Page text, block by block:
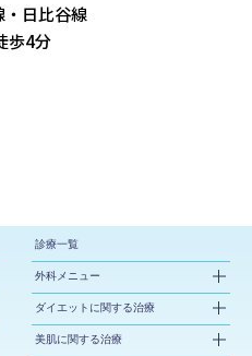
日比谷線
歩4分
診療一覧
外科メニュー
ダイエットに関する治療
美肌に関する治療